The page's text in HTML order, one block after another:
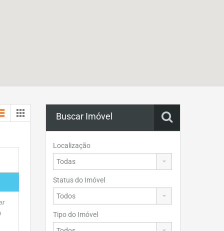
Buscar Imóvel
Localização
Status do Imóvel
Tipo do Imóvel